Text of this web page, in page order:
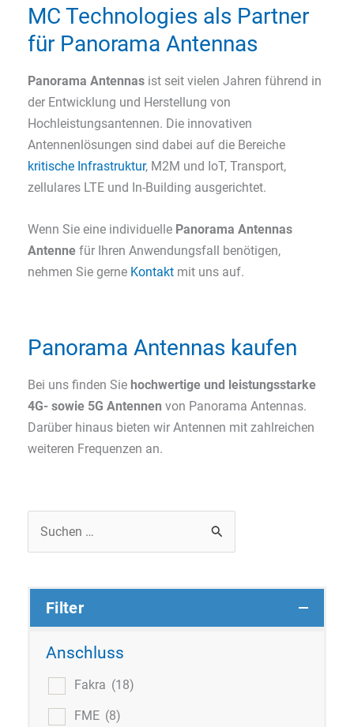
MC Technologies als Partner
für Panorama Antennas
Panorama Antennas ist seit vielen Jahren führend in
der Entwicklung und Herstellung von
Hochleistungsantennen. Die innovativen
Antennenlösungen sind dabei auf die Bereiche
kritische Infrastruktur, M2M und IoT, Transport,
zellulares LTE und In-Building ausgerichtet.
Wenn Sie eine individuelle Panorama Antennas
Antenne für Ihren Anwendungsfall benötigen,
nehmen Sie gerne Kontakt mit uns auf.
Panorama Antennas kaufen
Bei uns finden Sie hochwertige und leistungsstarke
4G- sowie 5G Antennen von Panorama Antennas.
Darüber hinaus bieten wir Antennen mit zahlreichen
weiteren Frequenzen an.
Filter
Anschluss
Fakra (18)
FME (8)